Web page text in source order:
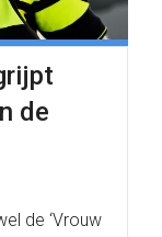
de
de ‘Vrouw